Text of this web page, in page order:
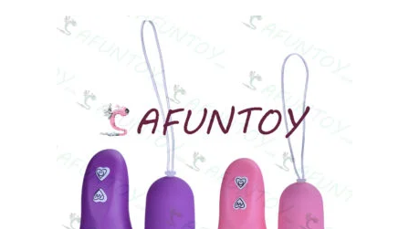
variants.
The
options
may
be
chosen
the
product
page